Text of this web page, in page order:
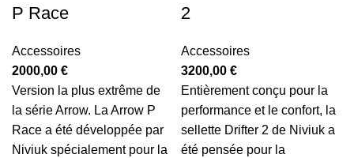
P Race
Accessoires
2000,00 €
Version la plus extrême de
la série Arrow. La Arrow P
Race a été développée par
Niviuk spécialement pour la
2
Accessoires
3200,00 €
Entièrement conçu pour la
performance et le confort, la
sellette Drifter 2 de Niviuk a
été pensée pour la